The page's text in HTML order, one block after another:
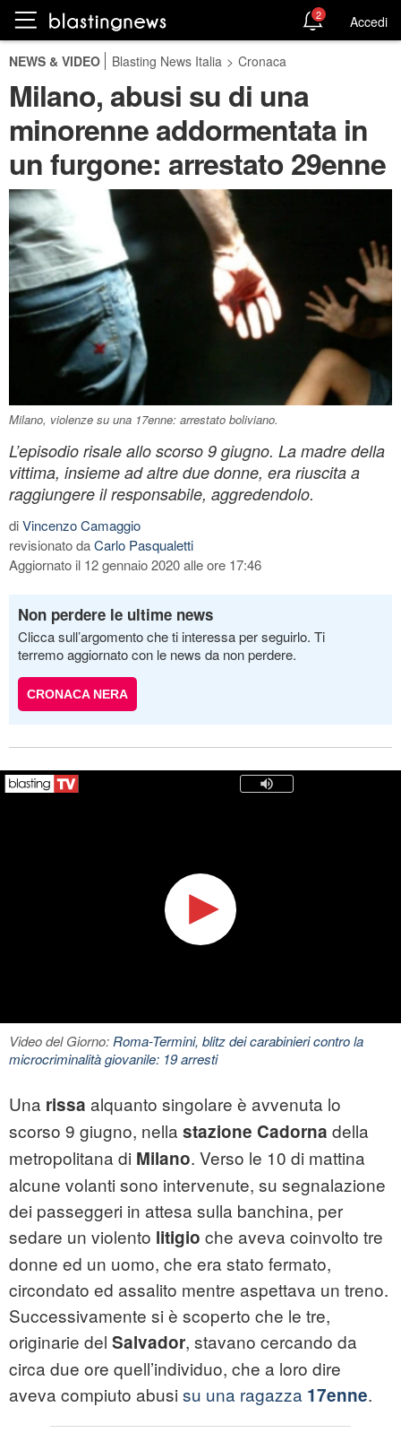
2 Accedi
NEWS & VIDEO Blasting News Italia > Cronaca
Milano, abusi su di una
minorenne addormentata in
un furgone: arrestato 29enne
Milano, violenze su una 17enne: arrestato boliviano.
L’episodio risale allo scorso 9 giugno. La madre della
vittima, insieme ad altre due donne, era riuscita a
raggiungere il responsabile, aggredendolo.
diVincenzo Camaggio
revisionato daCarlo Pasqualetti
Aggiornato il 12 gennaio 2020 alle ore 17:46
Non perdere le ultime news
Clicca sull’argomento che ti interessa per seguirlo. Ti
terremo aggiornato con le news da non perdere.
CRONACA NERA
Video del Giorno:Roma-Termini, blitz dei carabinieri contro la
microcriminalità giovanile: 19 arresti
Una rissa alquanto singolare è avvenuta lo
scorso 9 giugno, nella stazione Cadorna della
metropolitana di Milano. Verso le 10 di mattina
alcune volanti sono intervenute, su segnalazione
dei passeggeri in attesa sulla banchina, per
sedare un violento litigio che aveva coinvolto tre
donne ed un uomo, che era stato fermato,
circondato ed assalito mentre aspettava un treno.
Successivamente si è scoperto che le tre,
originarie del Salvador, stavano cercando da
circa due ore quell’individuo, che a loro dire
aveva compiuto abusi su una ragazza 17enne.